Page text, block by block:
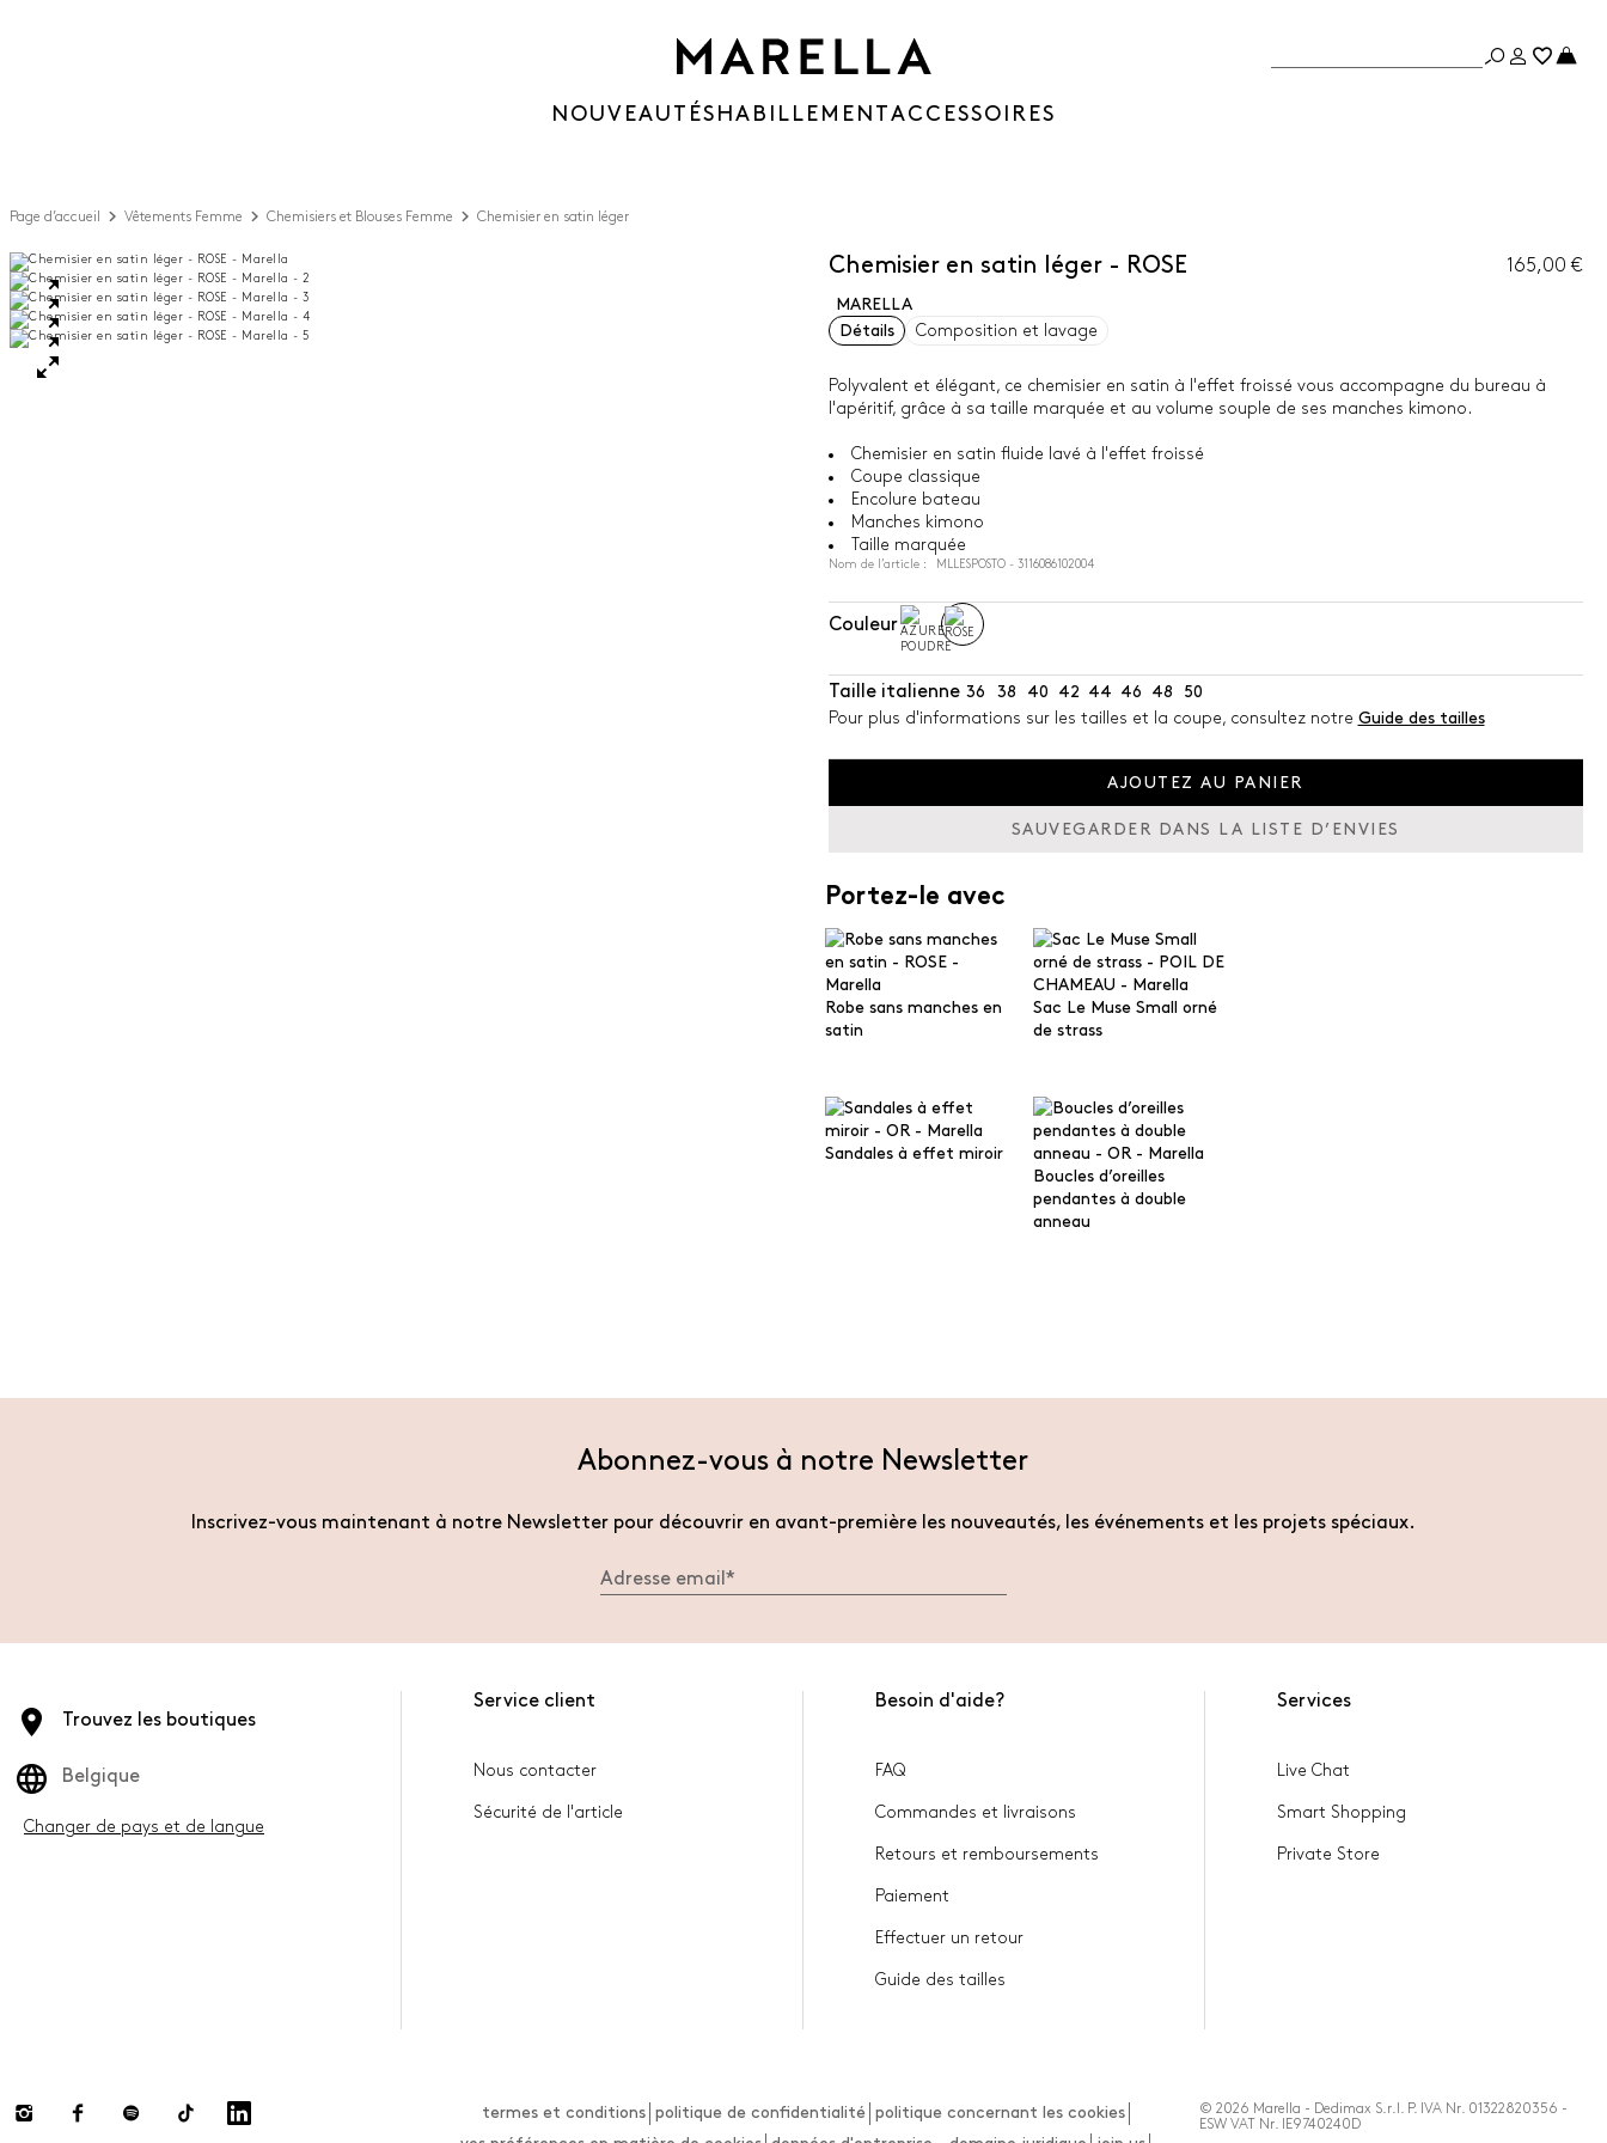
NOUVEAUTÉS HABILLEMENTACCESSOIRES
Page d’accueil Vêtements Femme Chemisiers et Blouses Femme Chemisier en satin léger
Chemisier en satin léger - ROSE 165,00 €
MARELLA
Détails
Composition et lavage
Polyvalent et élégant, ce chemisier en satin à l'effet froissé vous accompagne du bureau à
l'apéritif, grâce à sa taille marquée et au volume souple de ses manches kimono.
Chemisier en satin fluide lavé à l'effet froissé
Coupe classique
Encolure bateau
Manches kimono
Taille marquée
Nom de l’article : MLLESPOSTO - 3116086102004
Couleur
Taille italienne 36 38 40 42 44 46 48
50
Pour plus d'informations sur les tailles et la coupe, consultez notre Guide des tailles
AJOUTEZ AU PANIER
SAUVEGARDER DANS LA LISTE D’ENVIES
Portez-le avec
Robe sans manches en
satin
Sac Le Muse Small orné
de strass
Sandales à effet miroir
Boucles d’oreilles
pendantes à double
anneau
Abonnez-vous à notre Newsletter
Inscrivez-vous maintenant à notre Newsletter pour découvrir en avant-première les nouveautés, les événements et les projets spéciaux.
Trouvez les boutiques
Belgique
Changer de pays et de langue
Service client
Nous contacter
Sécurité de l'article
Besoin d'aide?
FAQ
Commandes et livraisons
Retours et remboursements
Paiement
Effectuer un retour
Guide des tailles
Services
Live Chat
Smart Shopping
Private Store
termes et conditions politique de confidentialité
politique concernant les cookies
© 2026 Marella - Dedimax S.r.l. P. IVA Nr. 01322820356 -
ESW VAT Nr. IE9740240D